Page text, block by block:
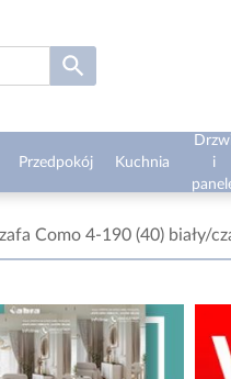
Przedpokój Kuchnia
i
Como 4-190 (40) biały/